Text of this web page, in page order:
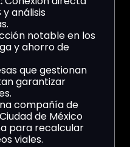
y análisis
notable en los
y ahorro de
que gestionan
garantizar
compañía de
de México
para recalcular
viales.